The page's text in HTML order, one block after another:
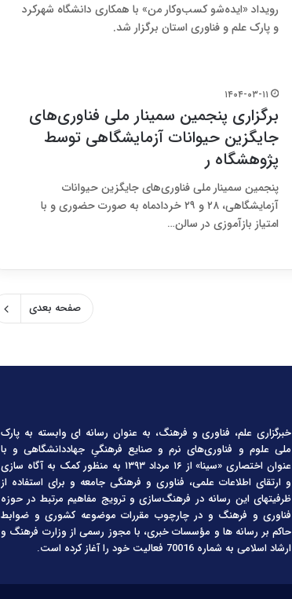
رویداد «ایده‌شو کسب‌وکار من» با همکاری دانشگاه شهرکرد
و پارک علم و فناوری استان برگزار شد.
۱۴۰۴-۰۳-۱۱
برگزاری پنجمین سمینار ملی فناوری‌های
جایگزین حیوانات آزمایشگاهی توسط
پژوهشگاه ر
پنجمین سمینار ملی فناوری‌های جایگزین حیوانات
آزمایشگاهی، ۲۸ و ۲۹ خردادماه به صورت حضوری و با
امتیاز بازآموزی در سالن…
صفحه بعدی
خبرگزاری علم، فناوری و فرهنگ، به عنوان رسانه ای وابسته به پارک
ملی علوم و فناوری‌های نرم و صنایع فرهنگیِ جهاددانشگاهی و با
عنوان اختصاری «سینا» از ۱۶ مرداد ۱۳۹۳ به منظور کمک به آگاه سازی
و ارتقای اطلاعات علمی، فناوری و فرهنگی جامعه و برای استفاده از
ظرفیتهای این رسانه در فرهنگ‌سازی و ترویج مفاهیم مرتبط در حوزه
فناوری و فرهنگ و در چارچوب مقررات موضوعه کشوری و ضوابط
حاکم بر رسانه ها و مؤسسات خبری، با مجوز رسمی از وزارت فرهنگ و
ارشاد اسلامی به شماره 70016 فعالیت خود را آغاز کرده است.